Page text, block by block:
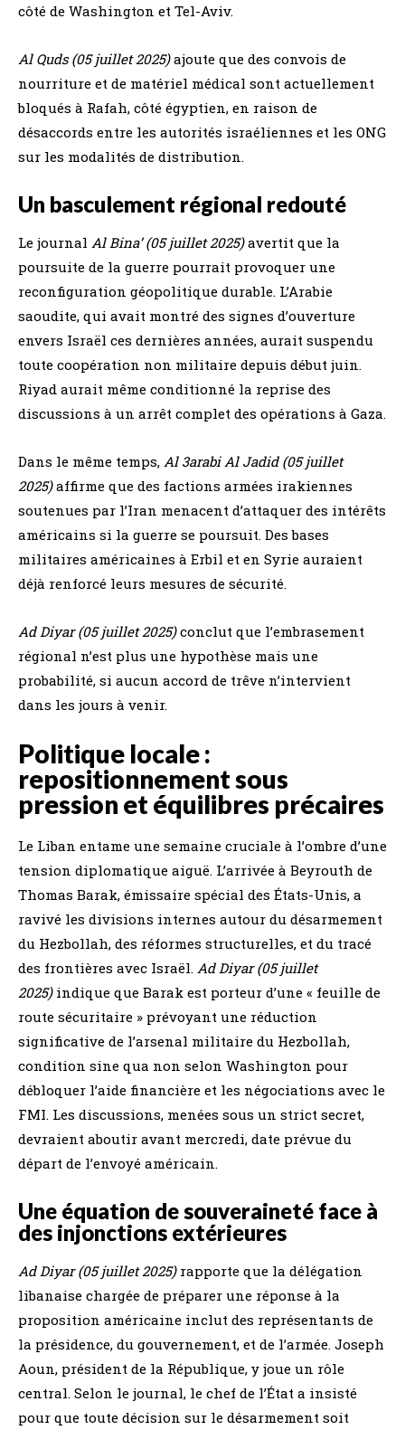
côté de Washington et Tel-Aviv.
Al Quds (05 juillet 2025)ajoute que des convois de
nourriture et de matériel médical sont actuellement
bloqués à Rafah, côté égyptien, en raison de
désaccords entre les autorités israéliennes et les ONG
sur les modalités de distribution.
Un basculement régional redouté
Le journal Al Bina’ (05 juillet 2025)avertit que la
poursuite de la guerre pourrait provoquer une
reconfiguration géopolitique durable. L’Arabie
saoudite, qui avait montré des signes d’ouverture
envers Israël ces dernières années, aurait suspendu
toute coopération non militaire depuis début juin.
Riyad aurait même conditionné la reprise des
discussions à un arrêt complet des opérations à Gaza.
Dans le même temps, Al 3arabi Al Jadid (05 juillet
2025)affirme que des factions armées irakiennes
soutenues par l’Iran menacent d’attaquer des intérêts
américains si la guerre se poursuit. Des bases
militaires américaines à Erbil et en Syrie auraient
déjà renforcé leurs mesures de sécurité.
Ad Diyar (05 juillet 2025)conclut que l’embrasement
régional n’est plus une hypothèse mais une
probabilité, si aucun accord de trêve n’intervient
dans les jours à venir.
Politique locale :
repositionnement sous
pression et équilibres précaires
Le Liban entame une semaine cruciale à l’ombre d’une
tension diplomatique aiguë. L’arrivée à Beyrouth de
Thomas Barak, émissaire spécial des États-Unis, a
ravivé les divisions internes autour du désarmement
du Hezbollah, des réformes structurelles, et du tracé
des frontières avec Israël. Ad Diyar (05 juillet
2025)indique que Barak est porteur d’une « feuille de
route sécuritaire » prévoyant une réduction
significative de l’arsenal militaire du Hezbollah,
condition sine qua non selon Washington pour
débloquer l’aide financière et les négociations avec le
FMI. Les discussions, menées sous un strict secret,
devraient aboutir avant mercredi, date prévue du
départ de l’envoyé américain.
Une équation de souveraineté face à
des injonctions extérieures
Ad Diyar (05 juillet 2025)rapporte que la délégation
libanaise chargée de préparer une réponse à la
proposition américaine inclut des représentants de
la présidence, du gouvernement, et de l’armée. Joseph
Aoun, président de la République, y joue un rôle
central. Selon le journal, le chef de l’État a insisté
pour que toute décision sur le désarmement soit